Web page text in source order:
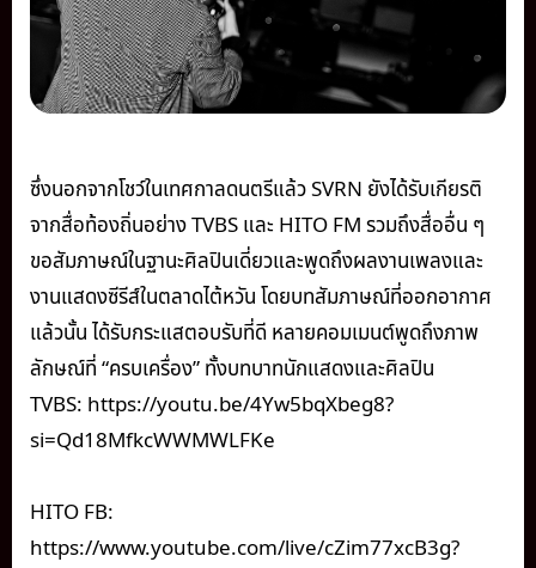
ซึ่งนอกจากโชว์ในเทศกาลดนตรีแล้ว SVRN ยังได้รับเกียรติ
จากสื่อท้องถิ่นอย่าง TVBS และ HITO FM รวมถึงสื่ออื่น ๆ
ขอสัมภาษณ์ในฐานะศิลปินเดี่ยวและพูดถึงผลงานเพลงและ
งานแสดงซีรีส์ในตลาดไต้หวัน โดยบทสัมภาษณ์ที่ออกอากาศ
แล้วนั้น ได้รับกระแสตอบรับที่ดี หลายคอมเมนต์พูดถึงภาพ
ลักษณ์ที่ “ครบเครื่อง” ทั้งบทบาทนักแสดงและศิลปิน
TVBS: https://youtu.be/4Yw5bqXbeg8?
si=Qd18MfkcWWMWLFKe
HITO FB:
https://www.youtube.com/live/cZim77xcB3g?